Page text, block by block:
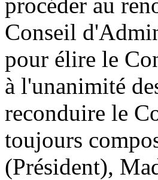
Conseil
pour élire le
à l'unanimité
reconduire le
toujours
(Président),